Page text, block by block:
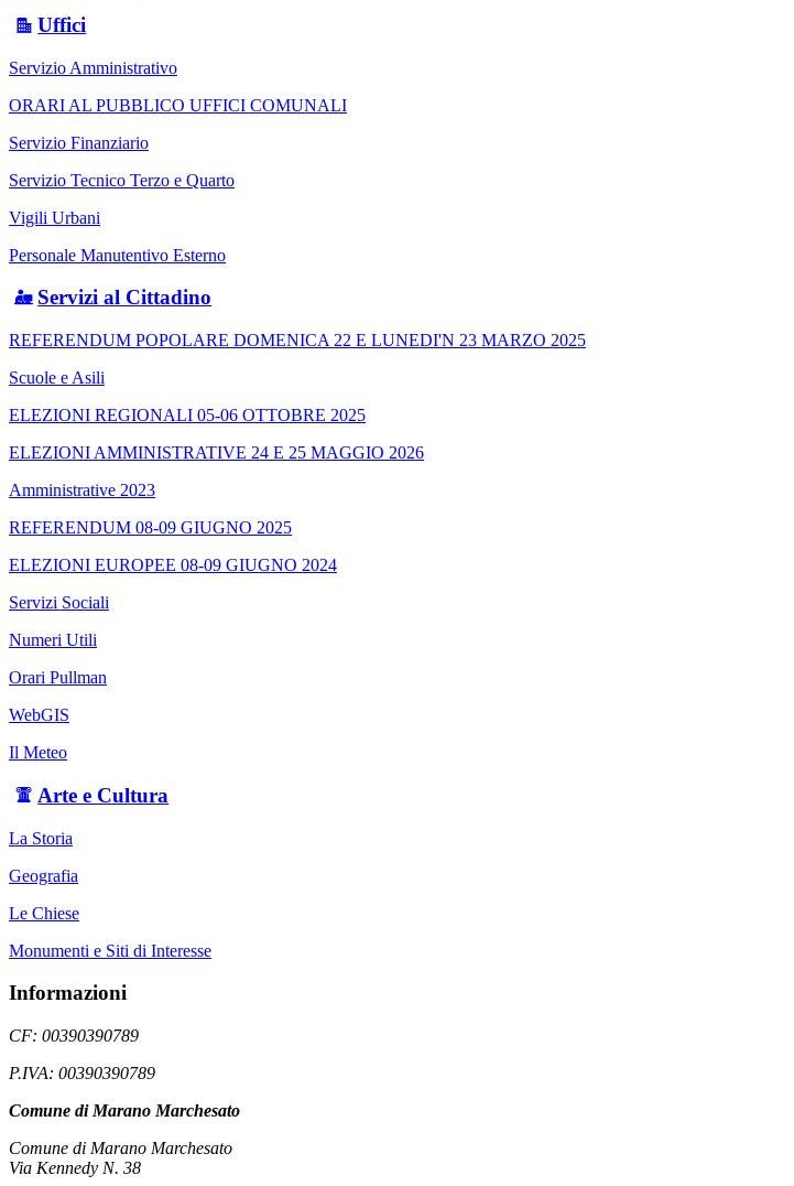
Uffici
Servizio Amministrativo
ORARI AL PUBBLICO UFFICI COMUNALI
Servizio Finanziario
Servizio Tecnico Terzo e Quarto
Vigili Urbani
Personale Manutentivo Esterno
Servizi al Cittadino
REFERENDUM POPOLARE DOMENICA 22 E LUNEDI'N 23 MARZO 2025
Scuole e Asili
ELEZIONI REGIONALI 05-06 OTTOBRE 2025
ELEZIONI AMMINISTRATIVE 24 E 25 MAGGIO 2026
Amministrative 2023
REFERENDUM 08-09 GIUGNO 2025
ELEZIONI EUROPEE 08-09 GIUGNO 2024
Servizi Sociali
Numeri Utili
Orari Pullman
WebGIS
Il Meteo
Arte e Cultura
La Storia
Geografia
Le Chiese
Monumenti e Siti di Interesse
Informazioni
CF: 00390390789
P.IVA: 00390390789
Comune di Marano Marchesato
Comune di Marano Marchesato
Via Kennedy N. 38